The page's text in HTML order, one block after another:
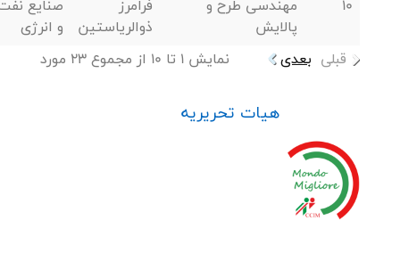
10
مهندسی طرح و
پالایش
فرامرز
ذوالریاستین
صنایع
و انرژی
نمایش 1 تا 10 از مجموع 23 مورد
قبلی بعدی
هیات تحریریه